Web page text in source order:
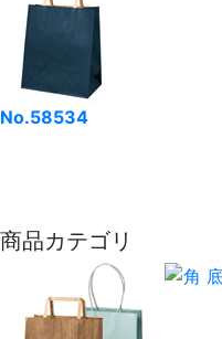
No.58534
商品カテゴリ